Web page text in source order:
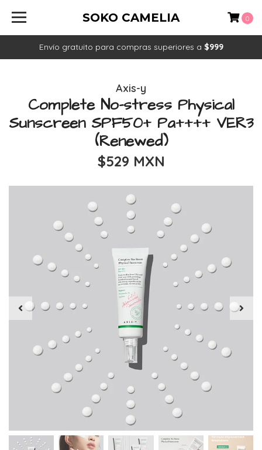
Envío gratuito para compras superiores a $999
SOKO CAMELIA 0
Axis-y
Complete No-stress Physical
Sunscreen SPF50+ Pa++++ VER3
(Renewed)
$529 MXN